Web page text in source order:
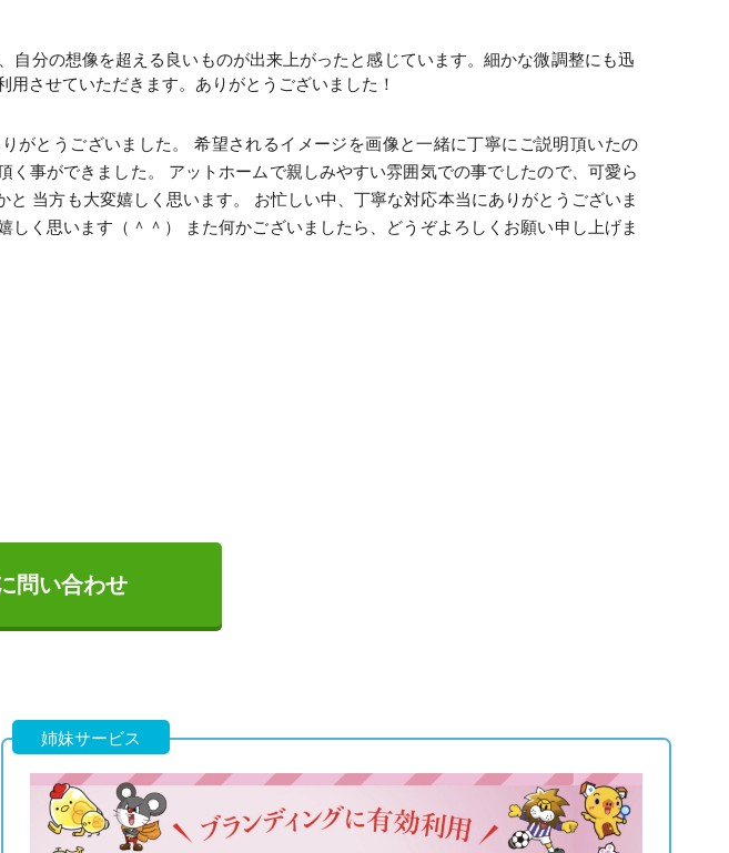
自分の想像を超える良いものが出来上がったと感じています。細かな微調整にも迅
させていただきます。ありがとうございました！
がとうございました。 希望されるイメージを画像と一緒に丁寧にご説明頂いたの
く事ができました。 アットホームで親しみやすい雰囲気での事でしたので、可愛ら
と 当方も大変嬉しく思います。 お忙しい中、丁寧な対応本当にありがとうございま
しく思います（＾＾） また何かございましたら、どうぞよろしくお願い申し上げま
問い合わせ
姉妹サービス